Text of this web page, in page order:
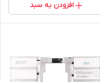
افزودن به سبد